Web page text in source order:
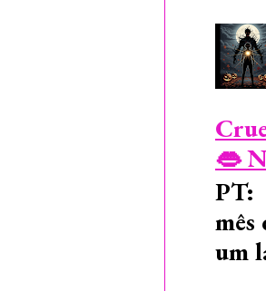
👄
PT:
um